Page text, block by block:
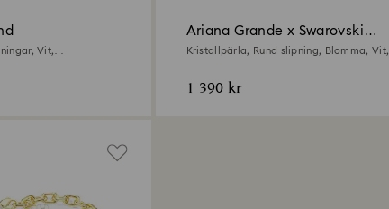
Vit,
Ariana Grande x Swarovski
Örhängen
Kristallpärla, Rund slipning, Blomma, Vit,
1 390 kr